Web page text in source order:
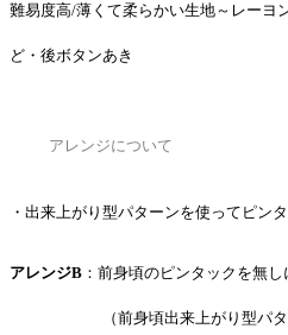
難易度高/薄くて柔らかい生地～レーヨ
ど・後ボタンあき
アレンジについて
・出来上がり型パターンを使ってピン
アレンジB ：前身頃のピンタックを無
（前身頃出来上がり型パター